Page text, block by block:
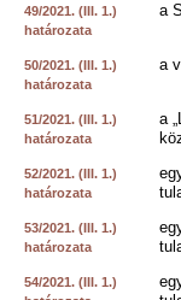
49/2021. (III. 1.)
határozata
a
50/2021. (III. 1.)
határozata
a
51/2021. (III. 1.)
határozata
a
52/2021. (III. 1.)
határozata
53/2021. (III. 1.)
határozata
54/2021. (III. 1.)